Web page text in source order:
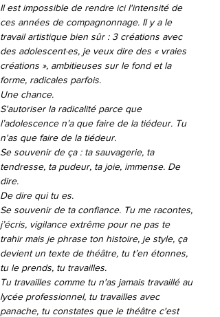
Il est impossible de rendre ici l'intensité de
ces années de compagnonnage. Il y a le
travail artistique bien sûr : 3 créations avec
des adolescent·es, je veux dire des « vraies
créations », ambitieuses sur le fond et la
forme, radicales parfois.
Une chance.
S'autoriser la radicalité parce que
l’adolescence n’a que faire de la tiédeur. Tu
n'as que faire de la tiédeur.
Se souvenir de ça : ta sauvagerie, ta
tendresse, ta pudeur, ta joie, immense. De
dire.
De dire qui tu es.
Se souvenir de ta confiance. Tu me racontes,
j’écris, vigilance extrême pour ne pas te
trahir mais je phrase ton histoire, je style, ça
devient un texte de théâtre, tu t’en étonnes,
tu le prends, tu travailles.
Tu travailles comme tu n'as jamais travaillé au
lycée professionnel, tu travailles avec
panache, tu constates que le théâtre c'est